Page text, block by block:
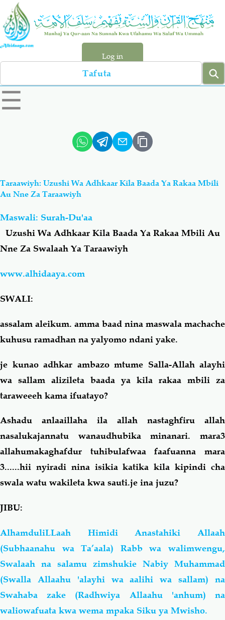
Skip
main
content
Log in
Search
left
sidebar
☰
Hadiyth
Aqiydah
Shirki & Kufru
Salaf Wa Ummah Firaq-Makundi
Fiqh-Ibaadah
Akhlaaq-Aadaab Raqaaiq
Familia-Jamii Maswali-Majibu
Chemsha Bongo
Mapishi
Taraawiyh: Uzushi Wa Adhkaar Kila Baada Ya Rakaa Mbili
Au Nne Za Taraawiyh
Maswali: Surah-Du'aa
Uzushi Wa Adhkaar Kila Baada Ya Rakaa Mbili Au
Nne Za Swalaah Ya Taraawiyh
www.alhidaaya.com
SWALI:
assalam aleikum. amma baad nina maswala machache
kuhusu ramadhan na yalyomo ndani yake.
je kunao adhkar ambazo mtume Salla-Allah alayhi
wa sallam alizileta baada ya kila rakaa mbili za
taraweeeh kama ifuatayo?
Ashadu anlaaillaha ila allah nastaghfiru allah
nasalukajannatu wanaudhubika minanari. mara3
allahumakaghafdur tuhibulafwaa faafuanna mara
3......hii nyiradi nina isikia katika kila kipindi cha
swala watu wakileta kwa sauti.je ina juzu?
JIBU:
AlhamduliLLaah Himidi Anastahiki Allaah
(Subhaanahu wa Ta’aala) Rabb wa walimwengu,
Swalaah na salamu zimshukie Nabiy Muhammad
(Swalla Allaahu 'alayhi wa aalihi wa sallam) na
Swahaba zake (Radhwiya Allaahu 'anhum) na
waliowafuata kwa wema mpaka Siku ya Mwisho.